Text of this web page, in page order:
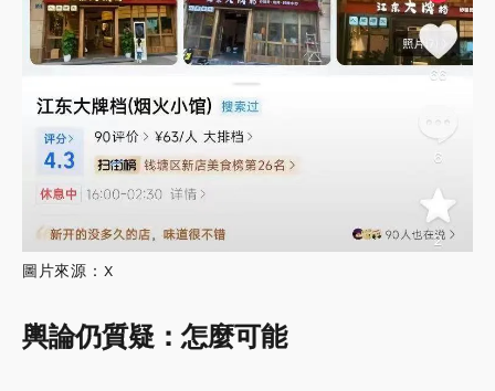
圖片來源：X
輿論仍質疑：怎麼可能